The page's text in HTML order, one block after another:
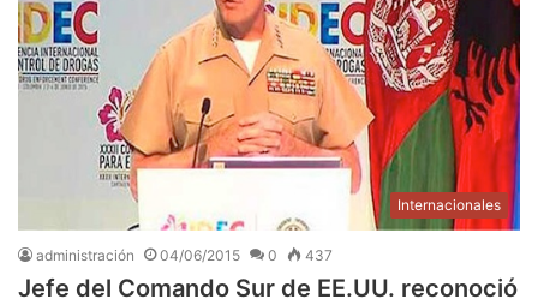
Internacionales
administración 04/06/2015 0 437
Jefe del Comando Sur de EE.UU. reconoció